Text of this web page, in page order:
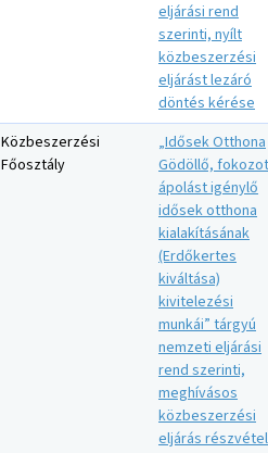
eljárási rend
szerinti, nyílt
közbeszerzési
eljárást lezáró
döntés kérése
Közbeszerzési
Főosztály
„Idősek Otthona
Gödöllő,
ápolást igénylő
idősek otthona
kialakításának
(Erdőkertes
kiváltása)
kivitelezési
munkái” tárgyú
nemzeti eljárási
rend szerinti,
meghívásos
közbeszerzési
eljárás